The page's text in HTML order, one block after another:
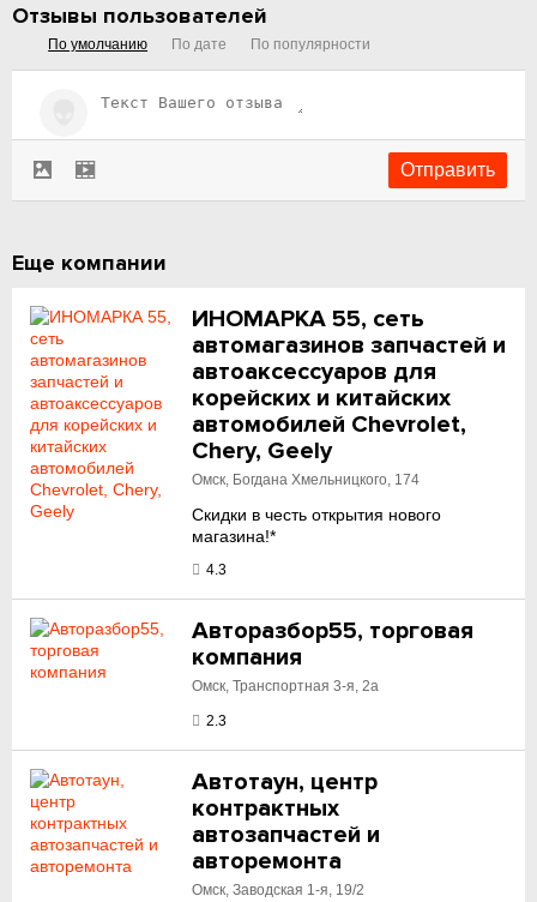
Отзывы пользователей
По умолчанию По дате По популярности
Еще компании
ИНОМАРКА 55, сеть
автомагазинов запчастей и
автоаксессуаров для
корейских и китайских
автомобилей Chevrolet,
Chery, Geely
Омск, Богдана Хмельницкого, 174
Скидки в честь открытия нового
магазина!*
4.3
Авторазбор55, торговая
компания
Омск, Транспортная 3-я, 2а
2.3
Автотаун, центр
контрактных
автозапчастей и
авторемонта
Омск, Заводская 1-я, 19/2